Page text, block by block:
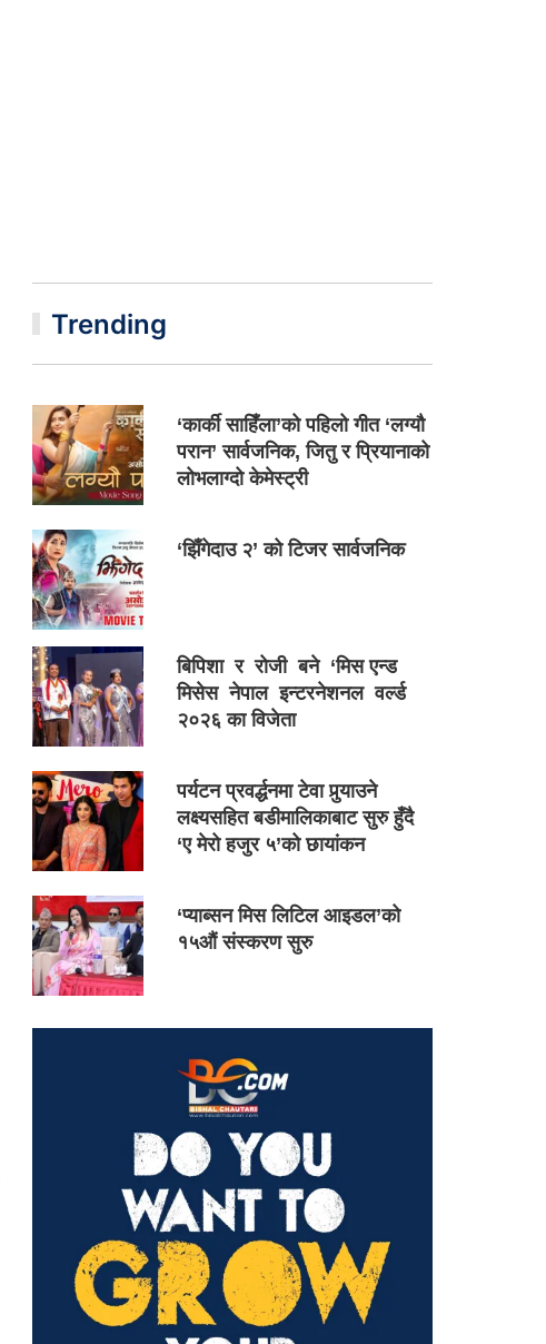
Trending
‘कार्की साहिँला’को पहिलो गीत ‘लग्यौ
परान’ सार्वजनिक, जितु र प्रियानाको
लोभलाग्दो केमेस्ट्री
‘झिँगेदाउ २’ को टिजर सार्वजनिक
बिपिशा र रोजी बने ‘मिस एन्ड
मिसेस नेपाल इन्टरनेशनल वर्ल्ड
२०२६ का विजेता
पर्यटन प्रवर्द्धनमा टेवा पुर्‍याउने
लक्ष्यसहित बडीमालिकाबाट सुरु हुँदै
‘ए मेरो हजुर ५’को छायांकन
‘प्याब्सन मिस लिटिल आइडल’को
१५औं संस्करण सुरु